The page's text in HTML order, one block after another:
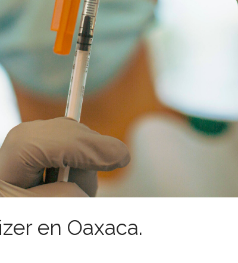
en Oaxaca.